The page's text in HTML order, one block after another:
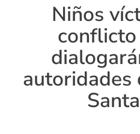
Niños
autoridades